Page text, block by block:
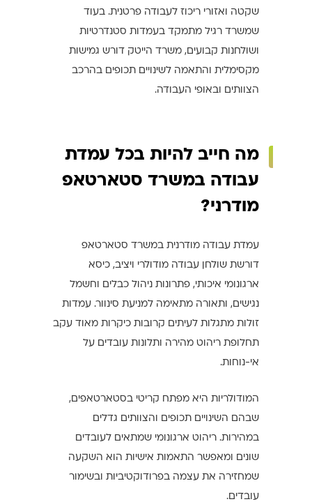
שקטה ואזורי ריכוז לעבודה פרטנית. בעוד
שמשרד רגיל מתמקד בעמדות סטנדרטיות
ושולחנות קבועים, משרד הייטק דורש גמישות
מקסימלית והתאמה לשינויים תכופים בהרכב
הצוותים ובאופי העבודה.
מה חייב להיות בכל עמדת
עבודה במשרד סטארטאפ
מודרני?
עמדת עבודה מודרנית במשרד סטארטאפ
דורשת שולחן עבודה מודולרי ויציב, כיסא
ארגונומי איכותי, פתרונות ניהול כבלים וחשמל
נגישים, ותאורה מתאימה למניעת סינוור. עמדות
זולות מתגלות לעיתים קרובות כיקרות מאוד עקב
תחלופת ריהוט מהירה ותלונות עובדים על
אי-נוחות.
המודולריות היא מפתח קריטי בסטארטאפים,
שבהם השינויים תכופים והצוותים גדלים
במהירות. ריהוט ארגונומי שמתאים לעובדים
שונים ומאפשר התאמות אישיות הוא השקעה
שמחזירה את עצמה בפרודוקטיביות ובשימור
עובדים.